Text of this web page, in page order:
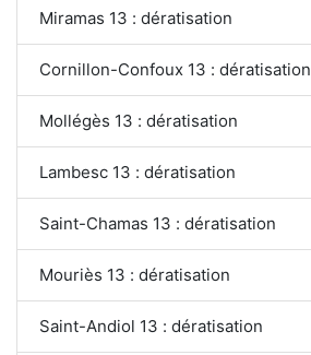
Miramas 13 : dératisation
Cornillon-Confoux 13 : dératisation
Mollégès 13 : dératisation
Lambesc 13 : dératisation
Saint-Chamas 13 : dératisation
Mouriès 13 : dératisation
Saint-Andiol 13 : dératisation